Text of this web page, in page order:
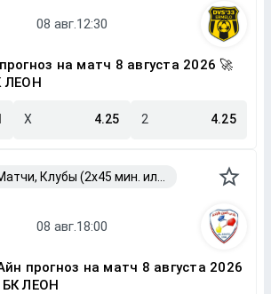
на матч 8 августа 2026 🚀
ЛЕОН
X 4.25 2 4.25
прогноз на матч 8 августа 2026
БК ЛЕОН